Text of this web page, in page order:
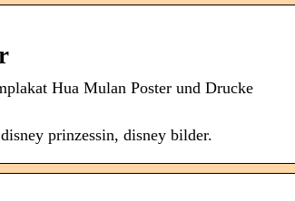
Hua Mulan Poster und Drucke
prinzessin, disney bilder.